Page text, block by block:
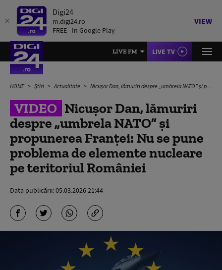
Digi24
m.digi24.ro
FREE - In Google Play
VIEW
LIVE FM LIVE TV
HOME Știri Actualitate Nicușor Dan, lămuriri despre „umbrela NATO” și propunerea Franței: Nu se pune problema de elemente nucleare pe teritoriul României
VIDEO Nicușor Dan, lămuriri
despre „umbrela NATO” și
propunerea Franței: Nu se pune
problema de elemente nucleare
pe teritoriul României
Data publicării:05.03.2026 21:44